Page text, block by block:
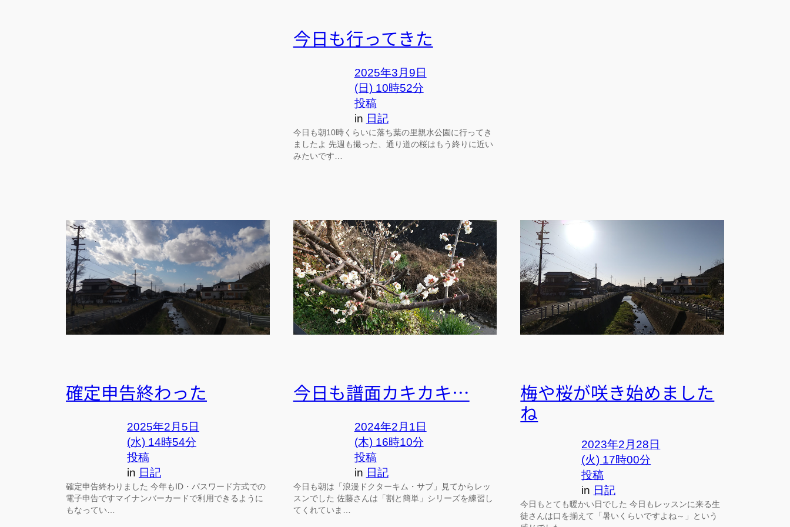
今日も行ってきた
2025年3月9日
(日) 10時52分
投稿
in 日記
今日も朝10時くらいに落ち葉の里親水公園に行ってき
ましたよ 先週も撮った、通り道の桜はもう終りに近い
みたいです…
確定申告終わった
2025年2月5日
(水) 14時54分
投稿
in 日記
確定申告終わりました 今年もID・パスワード方式での
電子申告ですマイナンバーカードで利用できるように
もなってい…
今日も譜面カキカキ…
2024年2月1日
(木) 16時10分
投稿
in 日記
今日も朝は「浪漫ドクターキム・サブ」見てからレッ
スンでした 佐藤さんは「割と簡単」シリーズを練習し
てくれていま…
梅や桜が咲き始めました
ね
2023年2月28日
(火) 17時00分
投稿
in 日記
今日もとても暖かい日でした 今日もレッスンに来る生
徒さんは口を揃えて「暑いくらいですよね～」という